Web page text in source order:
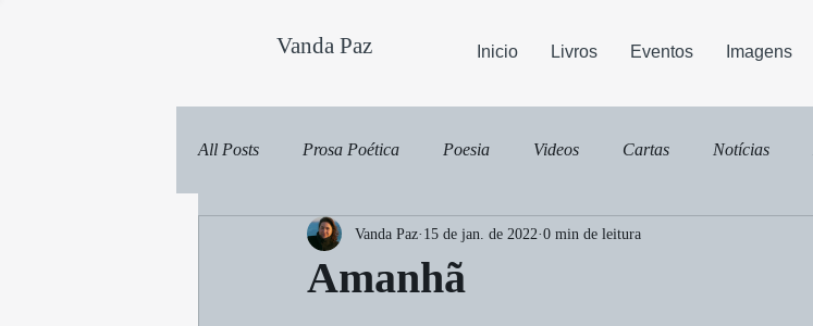
Vanda Paz Inicio Livros Eventos Imagens
All Posts Prosa Poética Poesia Videos Cartas Notícias
Amanhã
Vanda Paz 15 de jan. de 2022 0 min de leitura